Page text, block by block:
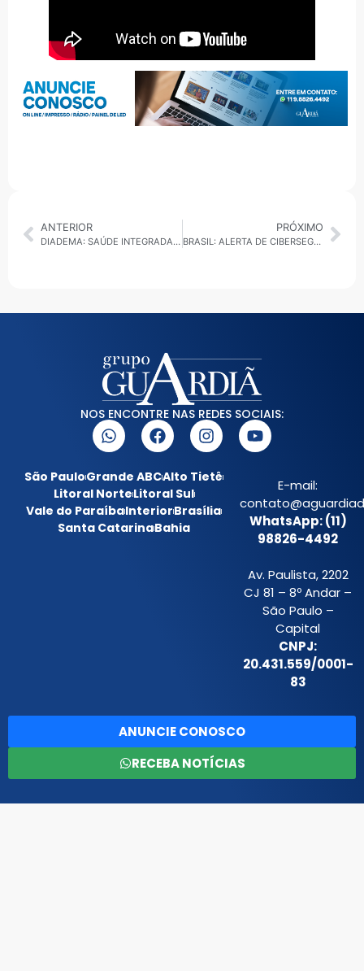
ANTERIOR
DIADEMA: SAÚDE INTEGRADA DA MULHER VAI ATENDER 14 MIL PACIENTES POR MÊS
PRÓXIMO
BRASIL: ALERTA DE CIBERSEGURANÇA É REFORÇADO POR ESPECIALISTA EM TECNOLOGIA
NOS ENCONTRE NAS REDES SOCIAIS:
São PauloGrande ABCAlto Tietê
Litoral NorteLitoral Sul
Vale do ParaíbaInteriorBrasília
Santa CatarinaBahia
E-mail:
WhatsApp: (11)
98826-4492
Av. Paulista, 2202
CJ 81 – 8º Andar –
São Paulo –
Capital
CNPJ:
20.431.559/0001-
83
ANUNCIE CONOSCO
RECEBA NOTÍCIAS